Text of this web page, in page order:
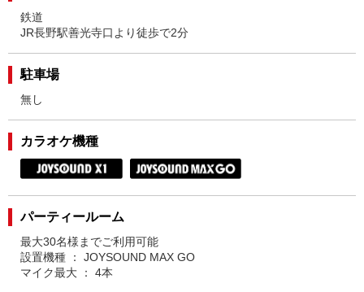
鉄道
JR長野駅善光寺口より徒歩で2分
駐車場
無し
カラオケ機種
パーティールーム
最大30名様までご利用可能
設置機種 ： JOYSOUND MAX GO
マイク最大 ： 4本